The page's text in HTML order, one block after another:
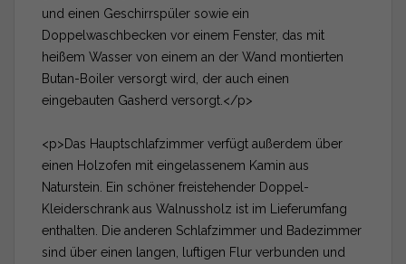
und einen Geschirrspüler sowie ein
Doppelwaschbecken vor einem Fenster, das mit
heißem Wasser von einem an der Wand montierten
Butan-Boiler versorgt wird, der auch einen
eingebauten Gasherd versorgt.</p>
<p>Das Hauptschlafzimmer verfügt außerdem über
einen Holzofen mit eingelassenem Kamin aus
Naturstein. Ein schöner freistehender Doppel-
Kleiderschrank aus Walnussholz ist im Lieferumfang
enthalten. Die anderen Schlafzimmer und Badezimmer
sind über einen langen, luftigen Flur verbunden und